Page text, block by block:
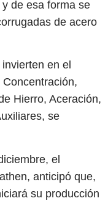
de esa forma se
de acero
en el
Hierro, Aceración,
se
el
anticipó que,
su producción